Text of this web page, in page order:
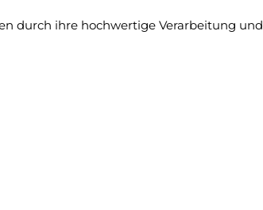
durch ihre hochwertige Verarbeitung und